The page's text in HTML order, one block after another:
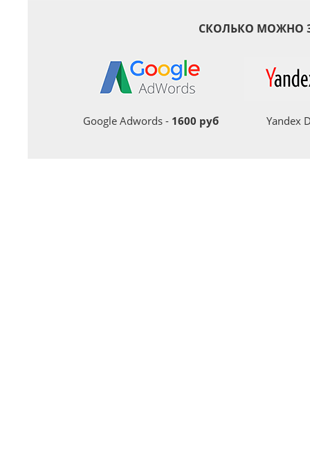
СКОЛЬКО МОЖНО
Google Adwords - 1600 руб Yandex